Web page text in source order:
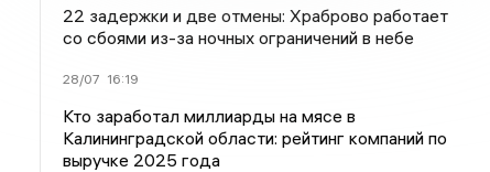
22 задержки и две отмены: Храброво работает
со сбоями из-за ночных ограничений в небе
28/07 16:19
Кто заработал миллиарды на мясе в
Калининградской области: рейтинг компаний по
выручке 2025 года